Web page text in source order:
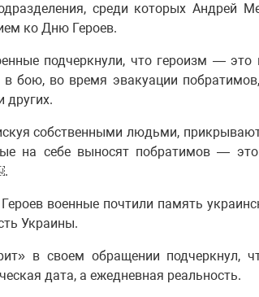
среди которых Андрей
ко Дню Героев.
подчеркнули, что героизм — это
в бою, во время эвакуации
других.
собственными людьми,
на себе выносят побратимов —
военные почтили память
Украины.
в своем обращении подчеркнул,
дата, а ежедневная реальность.